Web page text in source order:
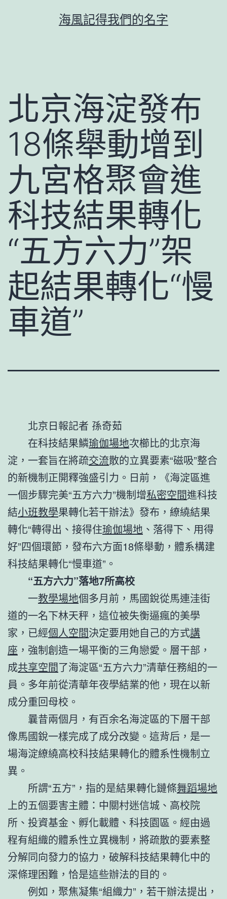
海風記得我們的名字
北京海淀發布
18條舉動增到
九宮格聚會進
科技結果轉化
“五方六力”架
起結果轉化“慢
車道”
北京日報記者 孫奇茹
在科技結果鱗瑜伽場地次櫛比的北京海
淀，一套旨在將疏交流散的立異要素“磁吸”整合
的新機制正開釋強盛引力。日前，《海淀區進
一個步驟完美“五方六力”機制增私密空間進科技
結小班教學果轉化若干辦法》發布，繚繞結果
轉化“轉得出、接得住瑜伽場地 、落得下、用得
好”四個環節，發布六方面18條舉動，體系構建
科技結果轉化“慢車道”。
“五方六力”落地7所高校
一教學場地個多月前，馬國銳從馬連洼街
道的一名下林天秤，這位被失衡逼瘋的美學
家，已經個人空間決定要用她自己的方式講
座 ，強制創造一場平衡的三角戀愛。層干部，
成共享空間了海淀區“五方六力”清華任務組的一
員。多年前從清華年夜學結業的他，現在以新
成分重回母校。
曩昔兩個月，有百余名海淀區的下層干部
像馬國銳一樣完成了成分改變。這背后，是一
場海淀繚繞高校科技結果轉化的體系性機制立
異。
所謂“五方”，指的是結果轉化鏈條舞蹈場地
上的五個要害主體：中關村迷信城、高校院
所、投資基金、孵化載體、科技園區。經由過
程有組織的體系性立異機制，將疏散的要素整
分解同向發力的協力，破解科技結果轉化中的
深條理困難，恰是這些辦法的目的。
例如，聚焦凝集“組織力”，若干辦法提出，